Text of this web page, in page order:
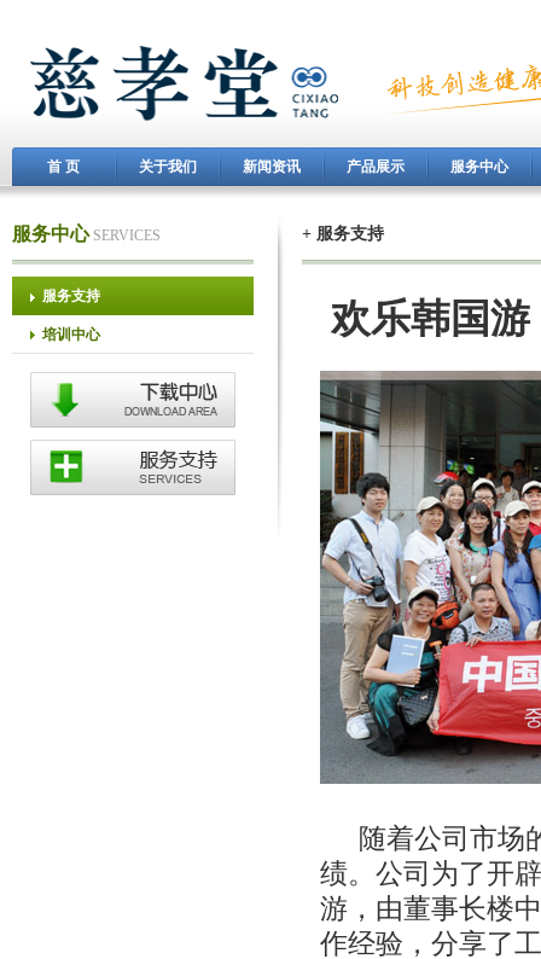
首 页 关于我们 新闻资讯 产品展示 服务中心
服务中心SERVICES
服务支持
培训中心
+ 服务支持
欢乐韩国
随着公司市场
绩。公司为了开
游，由董事长楼
作经验，分享了